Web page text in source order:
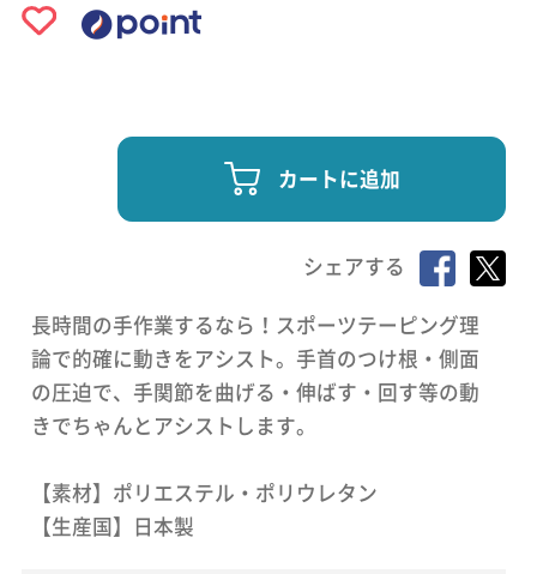
カートに追加
シェアする
長時間の手作業するなら！スポーツテーピング理
論で的確に動きをアシスト。手首のつけ根・側面
の圧迫で、手関節を曲げる・伸ばす・回す等の動
きでちゃんとアシストします。
【素材】ポリエステル・ポリウレタン
【生産国】日本製